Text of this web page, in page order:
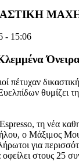
- 15:06
πέτυχαν
θυμίζει
τη νέα
ο Μάξιμος
για
οφείλει στους 25